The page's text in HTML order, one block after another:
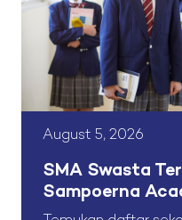
August 5, 2026
SMA Swasta
Sampoerna